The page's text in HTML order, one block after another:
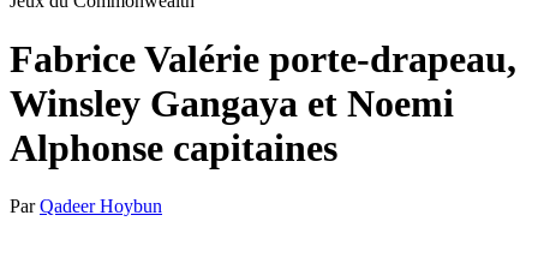
Fabrice Valérie porte-drapeau,
Winsley Gangaya et Noemi
Alphonse capitaines
ParQadeer Hoybun